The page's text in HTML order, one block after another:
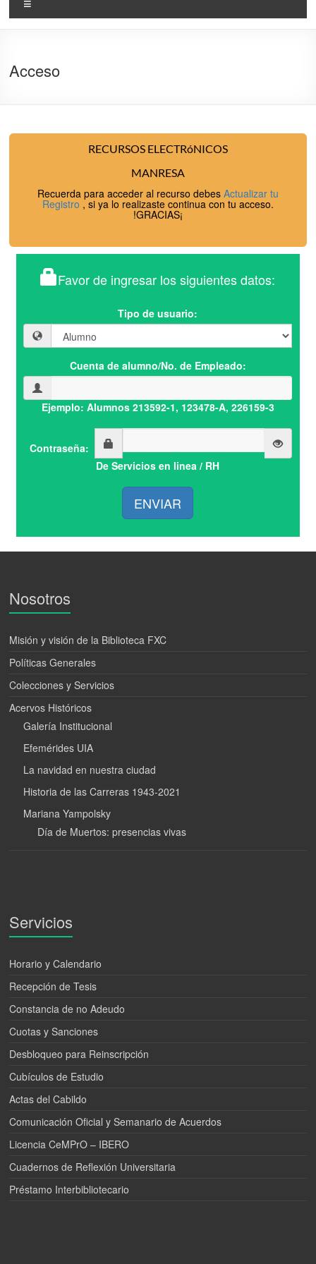
Acceso
RECURSOS ELECTRóNICOS
MANRESA
Recuerda para acceder al recurso debes Actualizar tu
Registro , si ya lo realizaste continua con tu acceso.
!GRACIAS¡
Favor de ingresar los siguientes datos:
Tipo de usuario:
Cuenta de alumno/No. de Empleado:
Ejemplo: Alumnos 213592-1, 123478-A, 226159-3
Contraseña:
De Servicios en linea / RH
ENVIAR
Nosotros
Misión y visión de la Biblioteca FXC
Políticas Generales
Colecciones y Servicios
Acervos Históricos
Galería Institucional
Efemérides UIA
La navidad en nuestra ciudad
Historia de las Carreras 1943-2021
Mariana Yampolsky
Día de Muertos: presencias vivas
Servicios
Horario y Calendario
Recepción de Tesis
Constancia de no Adeudo
Cuotas y Sanciones
Desbloqueo para Reinscripción
Cubículos de Estudio
Actas del Cabildo
Comunicación Oficial y Semanario de Acuerdos
Licencia CeMPrO – IBERO
Cuadernos de Reflexión Universitaria
Préstamo Interbibliotecario